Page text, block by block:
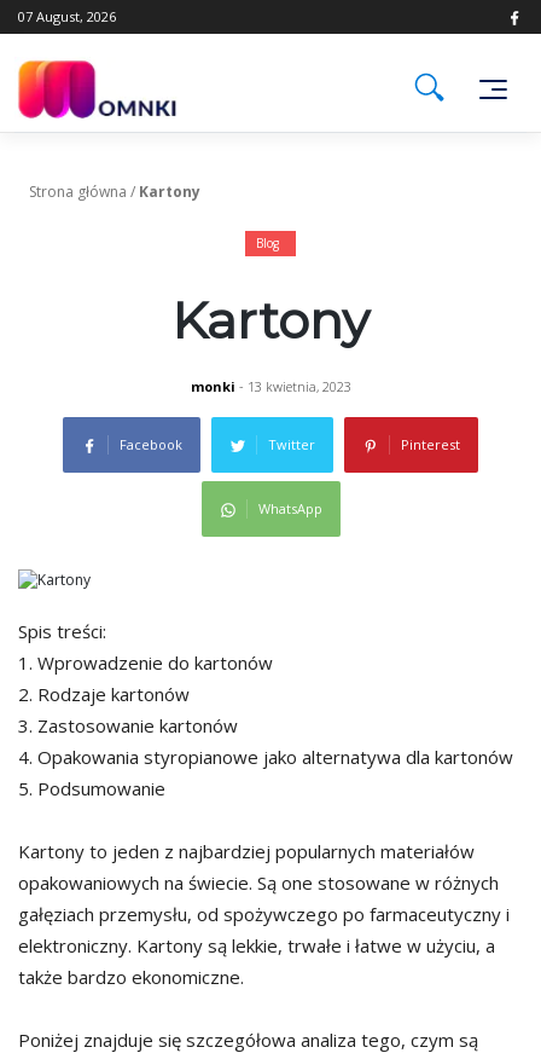
Skip
to
07 August, 2026
Strona główna / Kartony
Blog
Kartony
monki - 13 kwietnia, 2023
Facebook Twitter Pinterest
WhatsApp
Spis treści:
1. Wprowadzenie do kartonów
2. Rodzaje kartonów
3. Zastosowanie kartonów
4. Opakowania styropianowe jako alternatywa dla kartonów
5. Podsumowanie
Kartony to jeden z najbardziej popularnych materiałów
opakowaniowych na świecie. Są one stosowane w różnych
gałęziach przemysłu, od spożywczego po farmaceutyczny i
elektroniczny. Kartony są lekkie, trwałe i łatwe w użyciu, a
także bardzo ekonomiczne.
Poniżej znajduje się szczegółowa analiza tego, czym są